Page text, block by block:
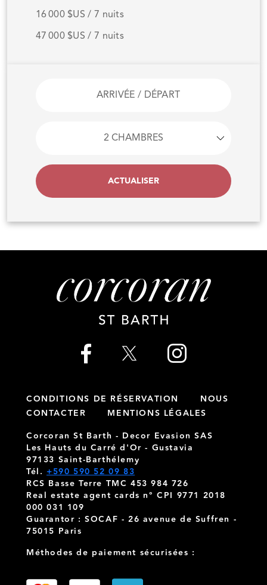
16 000 $US / 7 nuits
47 000 $US / 7 nuits
ACTUALISER
CONDITIONS DE RÉSERVATION
NOUS
CONTACTER
MENTIONS LÉGALES
Corcoran St Barth - Decor Evasion SAS
Les Hauts du Carré d'Or - Gustavia
97133 Saint-Barthélemy
Tél. +590 590 52 09 83
RCS Basse Terre TMC 453 984 726
Real estate agent cards n° CPI 9771 2018
000 031 109
Guarantor : SOCAF - 26 avenue de Suffren -
75015 Paris
Méthodes de paiement sécurisées :